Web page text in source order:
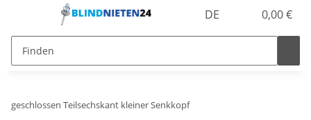
DE 0,00 €
geschlossen Teilsechskant kleiner Senkkopf